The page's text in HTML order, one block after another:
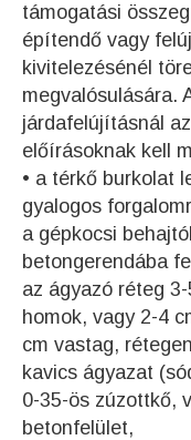
támogatási
építendő vagy
kivitelezésénél
megvalósulására.
járdafelújításnál
előírásoknak kell
• a térkő burkolat
gyalogos
a gépkocsi
betongerendába
az ágyazó réteg
homok, vagy 2-4
cm vastag,
kavics ágyazat
0-35-ös zúzottkő,
betonfelület,